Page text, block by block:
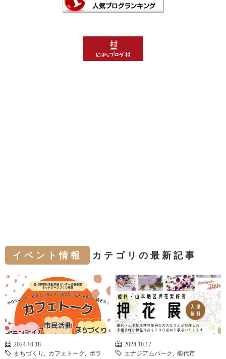
イベント情報 カテゴリの最新記事
2024.10.18
まちづくり
カフェトーク ボラ
2024.10.17
エナジアムパーク
能代市